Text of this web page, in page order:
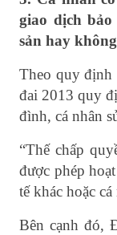
giao dịch
sản hay
Theo quy
đai 2013 quy
đình, cá nhân
“Thế chấp
được phép
tế khác hoặc
Bên cạnh đó,